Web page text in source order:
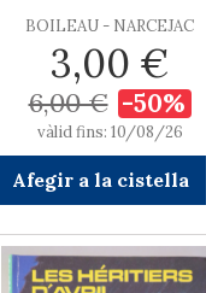
BOILEAU - NARCEJAC
3,00 €
6,00 € -50%
vàlid fins: 10/08/26
Afegir a la cistella